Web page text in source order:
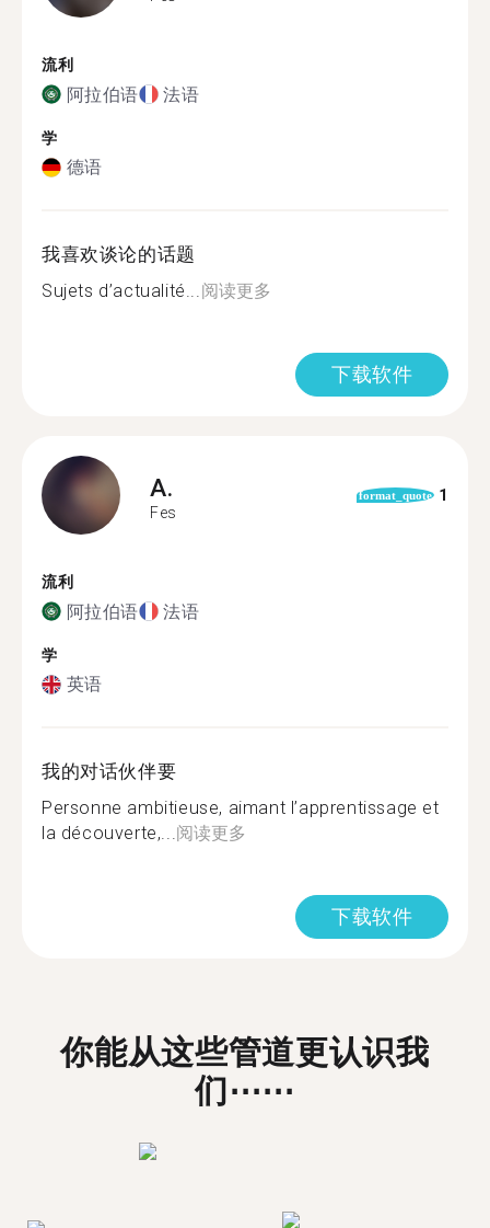
流利
阿拉伯语 法语
学
德语
我喜欢谈论的话题
Sujets d’actualité...阅读更多
下载软件
A.
Fes
format_quote 1
流利
阿拉伯语 法语
学
英语
我的对话伙伴要
Personne ambitieuse, aimant l’apprentissage et
la découverte,...阅读更多
下载软件
你能从这些管道更认识我
们⋯⋯